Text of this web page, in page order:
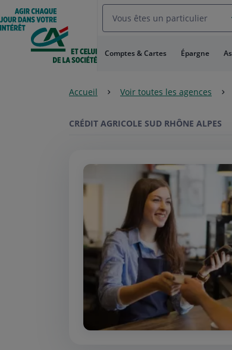
Aller
au
Menu
Aller au
Contenu
Vous êtes un particulier
Comptes & Cartes Épargne
Accueil Voir toutes les agences
CRÉDIT AGRICOLE SUD RHÔNE ALPES